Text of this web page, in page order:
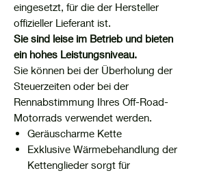
eingesetzt, für die der Hersteller
offizieller Lieferant ist.
Sie sind leise im Betrieb und bieten
ein hohes Leistungsniveau.
Sie können bei der Überholung der
Steuerzeiten oder bei der
Rennabstimmung Ihres Off-Road-
Motorrads verwendet werden.
Geräuscharme Kette
Exklusive Wärmebehandlung der
Kettenglieder sorgt für